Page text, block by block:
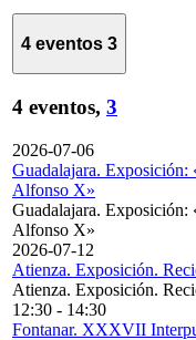
4 eventos 3
4 eventos, 3
2026-07-06
Guadalajara. Exposición:
Alfonso X»
Guadalajara. Exposición:
Alfonso X»
2026-07-12
Atienza. Exposición.
Atienza. Exposición.
12:30 - 14:30
Fontanar. XXXVII